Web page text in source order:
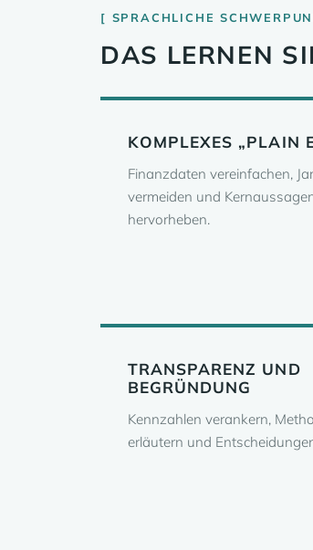
SPRACHLICHE
DAS LERNEN
KOMPLEXES „PLAIN
Finanzdaten vereinfachen,
vermeiden und
hervorheben.
TRANSPARENZ UND
BEGRÜNDUNG
Kennzahlen verankern,
erläutern und